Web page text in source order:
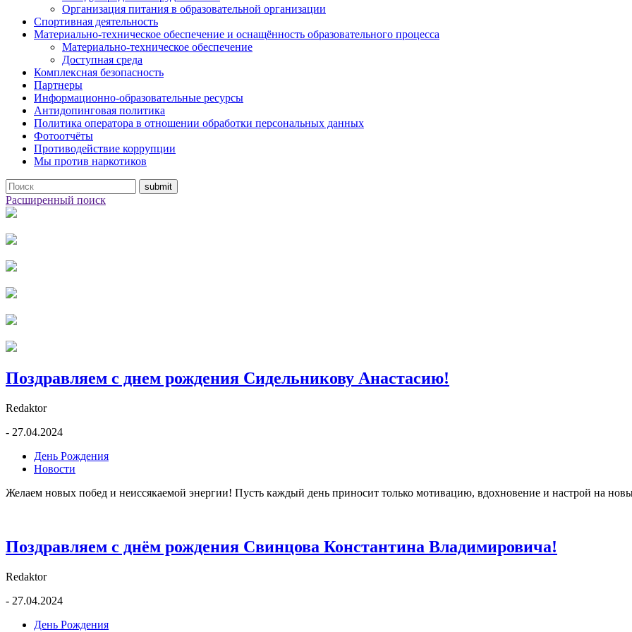
Организация питания в образовательной организации
Спортивная деятельность
Материально-техническое обеспечение и оснащённость образовательного процесса
Материально-техническое обеспечение
Доступная среда
Комплексная безопасность
Партнеры
Информационно-образовательные ресурсы
Антидопинговая политика
Политика оператора в отношении обработки персональных данных
Фотоотчёты
Противодействие коррупции
Мы против наркотиков
Расширенный поиск
Поздравляем с днем рождения Сидельникову Анастасию!
Redaktor
- 27.04.2024
День Рождения
Новости
Желаем новых побед и неиссякаемой энергии! Пусть каждый день приносит только мотивацию, вдохновение и настрой на
Поздравляем с днём рождения Свинцова Константина Владимировича!
Redaktor
- 27.04.2024
День Рождения